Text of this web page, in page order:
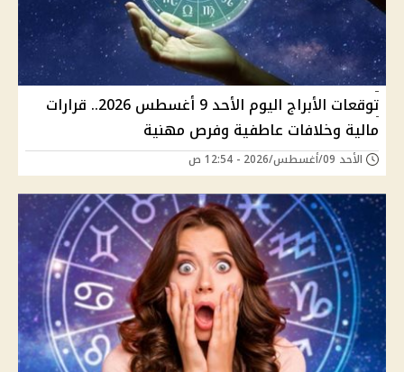
توقعات الأبراج اليوم الأحد 9 أغسطس 2026.. قرارات
مالية وخلافات عاطفية وفرص مهنية
الأحد 09/أغسطس/2026 - 12:54 ص